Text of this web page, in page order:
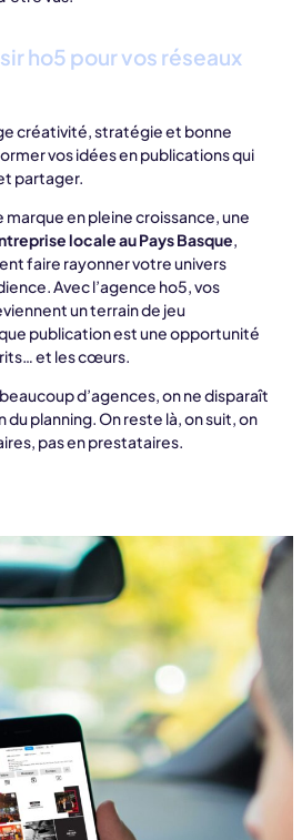
ho5 pour vos réseaux
créativité, stratégie et bonne
vos idées en publications qui
partager.
marque en pleine croissance, une
locale au Pays Basque,
faire rayonner votre univers
Avec l’agence ho5, vos
un terrain de jeu
publication est une opportunité
et les cœurs.
d’agences, on ne disparaît
du planning. On reste là, on suit, on
pas en prestataires.